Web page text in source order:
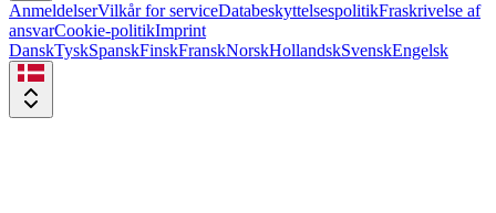
AnmeldelserVilkår for serviceDatabeskyttelsespolitikFraskrivelse af
ansvarCookie-politikImprint
DanskTyskSpanskFinskFranskNorskHollandskSvenskEngelsk